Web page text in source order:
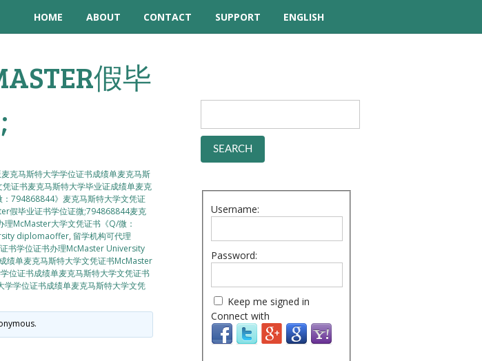
HOME ABOUT CONTACT
SUPPORT
TUTORIAL VIDEOS
QUESTIONS
FORUM
ENGLISH
假毕
克马斯特大学学位证书成绩单麦克马斯
证书麦克马斯特大学毕业证成绩单麦克
794868844》麦克马斯特大学文凭证
假毕业证书学位证微;794868844麦克
理McMaster大学文凭证书《Q/微：
diplomaoffer, 留学机构可代理
书学位证书办理McMaster University
绩单麦克马斯特大学文凭证书McMaster
位证书成绩单麦克马斯特大学文凭证书
学位证书成绩单麦克马斯特大学文凭
.
Username:
Password:
Keep me signed in
Connect with